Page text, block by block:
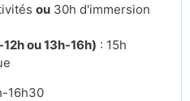
ou 30h d'immersion
ou 13h-16h) : 15h
16h30